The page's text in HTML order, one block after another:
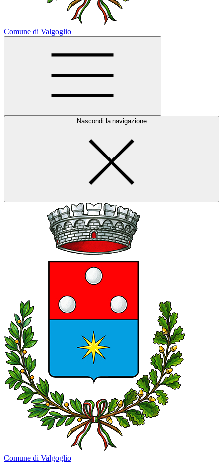
Comune di Valgoglio
Nascondi la navigazione
Comune di Valgoglio